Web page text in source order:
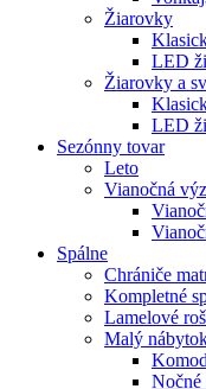
Žiarovky
LED
Žiarovky a
LED
Sezónny tovar
Leto
Vianočná
Spálne
Chrániče
Kompletné
Lamelové
Malý